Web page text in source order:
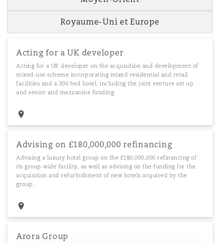
Royaume-Uni et Europe
Acting for a UK developer
Acting for a UK developer on the acquisition and development of
mixed-use scheme incorporating mixed residential and retail
facilities and a 200 bed hotel, including the joint venture set up
and senior and mezzanine funding.
Advising on £180,000,000 refinancing
Advising a luxury hotel group on the £180,000,000 refinancing of
its group-wide facility, as well as advising on the funding for the
acquisition and refurbishment of new hotels acquired by the
group.
Arora Group